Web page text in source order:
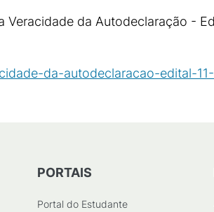
da Autodeclaração -
da-autodeclaracao-edital-
PORTAIS
Portal do Estudante